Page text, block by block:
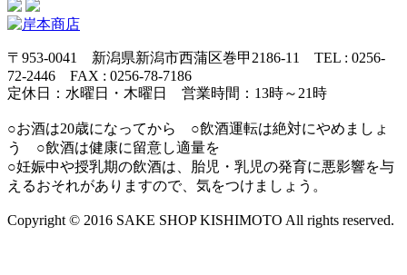
〒953-0041 新潟県新潟市西蒲区巻甲2186-11 TEL : 0256-
72-2446 FAX : 0256-78-7186
定休日：水曜日・木曜日 営業時間：13時～21時
○お酒は20歳になってから ○飲酒運転は絶対にやめましょ
う ○飲酒は健康に留意し適量を
○妊娠中や授乳期の飲酒は、胎児・乳児の発育に悪影響を与
えるおそれがありますので、気をつけましょう。
Copyright © 2016 SAKE SHOP KISHIMOTO All rights reserved.